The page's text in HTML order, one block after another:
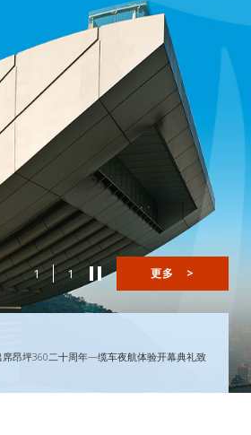
1 1 更多 >
昂坪360二十周年—缆车夜航体验开幕典礼致